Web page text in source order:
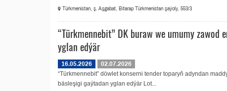
Türkmenistan, ş. Aşgabat, Bitarap Türkmenistan şaýoly, 553/3
“Türkmennebit” DK buraw we umumy
yglan edýär
16.05.2026
02.07.2026
“Türkmennebit” döwlet konserni tender toparyň adyndan
bäsleşigi gaýtadan yglan edýär Lot...